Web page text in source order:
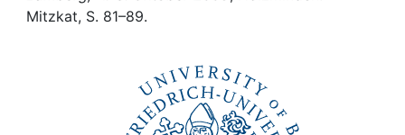
Mitzkat, S. 81–89.